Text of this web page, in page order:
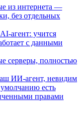
из интернета —
без отдельных
агент: учится
с данными
серверы, полностью
ИИ-агент, невидим
есть
правами